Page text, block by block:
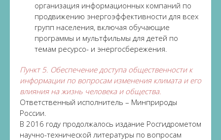
организация информационных компаний по
продвижению энергоэффективности для всех
групп населения, включая обучающие
программы и мультфильмы для детей по
темам ресурсо- и энергосбережения.
Пункт 5. Обеспечение доступа общественности к
информации по вопросам изменения климата и его
влияния на жизнь человека и общества.
Ответственный исполнитель – Минприроды
России.
В 2016 году продолжалось издание Росгидрометом
научно-технической литературы по вопросам